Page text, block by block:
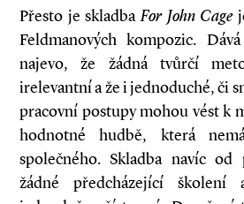
Přesto je skladbaFor John Cage
Feldmanových kompozic.
najevo, že žádná tvůrčí
irelevantní a že i jednoduché, či
pracovní postupy mohou vést k
hodnotné hudbě, která
společného. Skladba navíc od
žádné předcházející školení